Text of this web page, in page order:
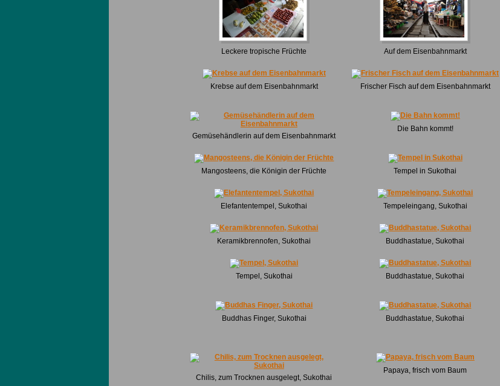
Leckere tropische Früchte Auf dem Eisenbahnmarkt
Krebse auf dem Eisenbahnmarkt
Frischer Fisch auf dem Eisenbahnmarkt
Gemüsehändlerin auf dem Eisenbahnmarkt
Die Bahn kommt!
Mangosteens, die Königin der Früchte Tempel in Sukothai
Elefantentempel, Sukothai Tempeleingang, Sukothai
Keramikbrennofen, Sukothai Buddhastatue, Sukothai
Tempel, Sukothai
Buddhastatue, Sukothai
Buddhas Finger, Sukothai
Buddhastatue, Sukothai
Chilis, zum Trocknen ausgelegt, Sukothai
Papaya, frisch vom Baum